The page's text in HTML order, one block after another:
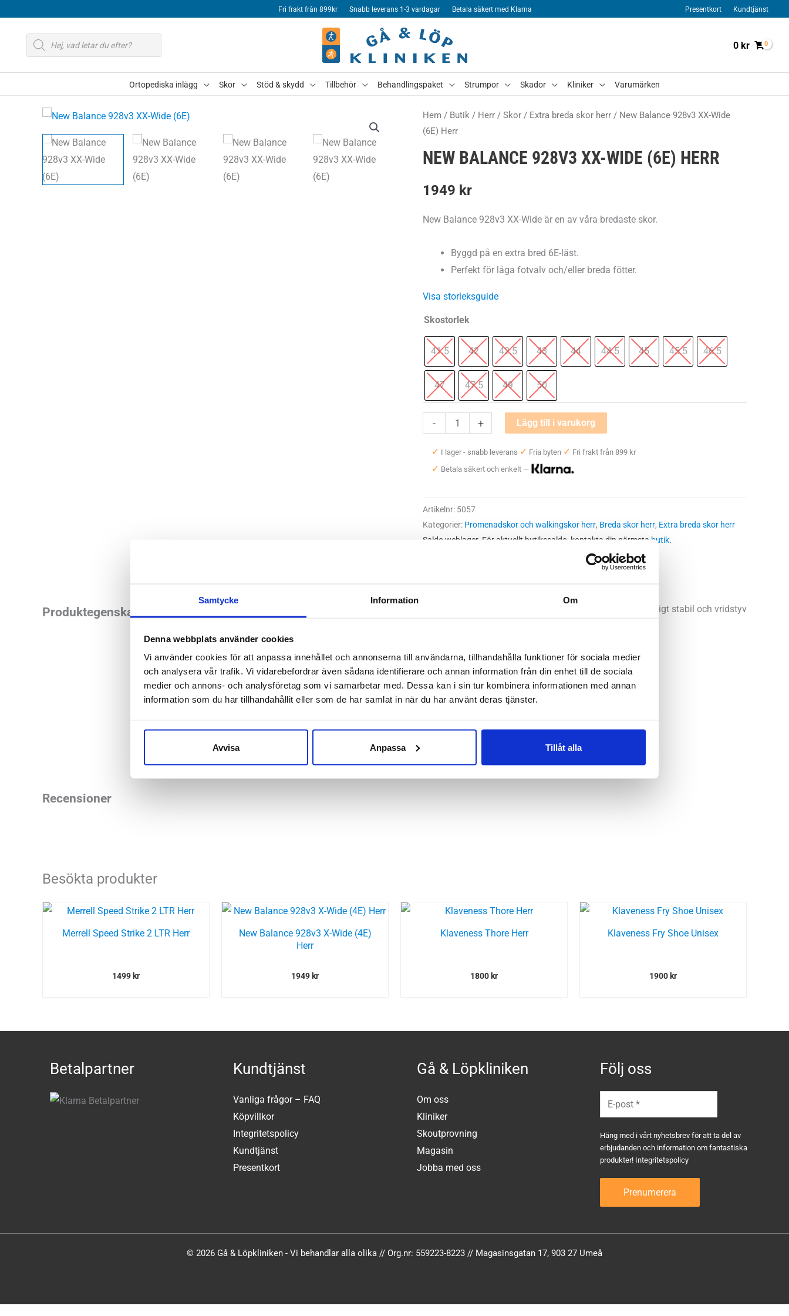
Samtycke Information Om
Denna webbplats använder cookies
Vi använder cookies för att anpassa innehållet och annonserna till användarna, tillhandahålla funktioner för sociala medier
och analysera vår trafik. Vi vidarebefordrar även sådana identifierare och annan information från din enhet till de sociala
medier och annons- och analysföretag som vi samarbetar med. Dessa kan i sin tur kombinera informationen med annan
information som du har tillhandahållit eller som de har samlat in när du har använt deras tjänster.
Avvisa Anpassa Tillåt alla
Fri frakt från 899kr Snabb leverans 1-3 vardagar Betala säkert med Klarna Presentkort Kundtjänst
Produktsökning
0 kr
Ortopediska inlägg Skor Stöd & skydd Tillbehör Behandlingspaket Strumpor Skador Kliniker Varumärken
Hem / Butik / Herr / Skor / Extra breda skor herr / New Balance 928v3 XX-Wide
(6E) Herr
NEW BALANCE 928V3 XX-WIDE (6E) HERR
1949 kr
New Balance 928v3 XX-Wide är en av våra bredaste skor.
Byggd på en extra bred 6E-läst.
Perfekt för låga fotvalv och/eller breda fötter.
Visa storleksguide
Skostorlek
41.5 42 42.5 43 44 44.5 45 45.5 46.5
47 47.5 49 50
-
New
Balance
928v3
XX-
(6E)
Herr
mängd
+ Lägg till i varukorg
✓ I lager - snabb leverans ✓ Fria byten ✓ Fri frakt från 899 kr
✓ Betala säkert och enkelt —
Artikelnr: 5057
Kategorier: Promenadskor och walkingskor herr, Breda skor herr, Extra breda skor herr
Saldo weblager. För aktuellt butikssaldo, kontakta din närmsta butik.
Produktegenskaper
Byggd på en extra bred 6E-läst. New Balance 928v3 XX-Wide (6E) är en av våra bredaste skor. Samtidigt är den väldigt stabil och vridstyv
Läst:Extra bred, rak
Material:Skinn
New Balance artikelnummer: MW928BK3
Recensioner
Besökta produkter
Merrell Speed Strike 2 LTR Herr
1499 kr
New Balance 928v3 X-Wide (4E)
Herr
1949 kr
Klaveness Thore Herr
1800 kr
Klaveness Fry Shoe Unisex
1900 kr
Betalpartner Kundtjänst
Vanliga frågor – FAQ
Köpvillkor
Integritetspolicy
Kundtjänst
Presentkort
Gå & Löpkliniken
Om oss
Kliniker
Skoutprovning
Magasin
Jobba med oss
Följ oss
Häng med i vårt nyhetsbrev för att ta del av
erbjudanden och information om fantastiska
produkter! Integritetspolicy
© 2026 Gå & Löpkliniken - Vi behandlar alla olika // Org.nr: 559223-8223 // Magasinsgatan 17, 903 27 Umeå